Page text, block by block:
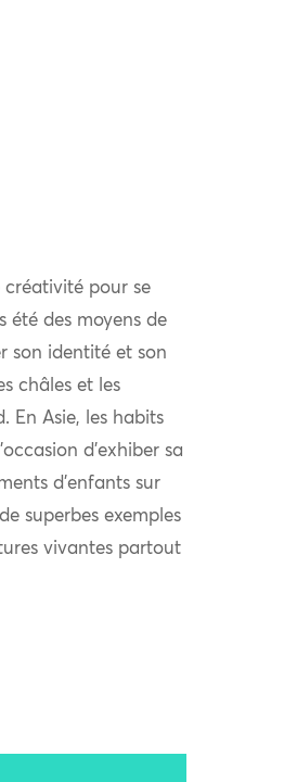
créativité pour se
été des moyens de
son identité et son
châles et les
En Asie, les habits
d’exhiber sa
d’enfants sur
superbes exemples
vivantes partout